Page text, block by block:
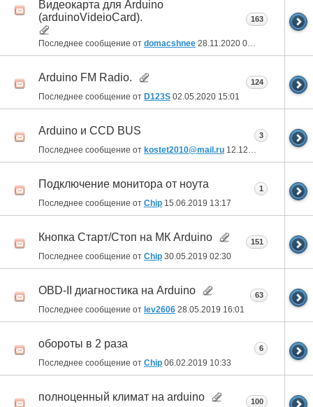
Видеокарта для Arduino
(arduinoVideioCard).
Последнее сообщение от domacshnee 28.11.2020 09:10
163
Arduino FM Radio.
Последнее сообщение от D123S 02.05.2020 15:01
124
Arduino и CCD BUS
Последнее сообщение от kostet2010@mail.ru 12.12.2019 19:43
3
Подключение монитора от ноута
Последнее сообщение от Chip 15.06.2019 13:17
1
Кнопка Старт/Стоп на МК Arduino
Последнее сообщение от Chip 30.05.2019 02:30
151
OBD-II диагностика на Arduino
Последнее сообщение от lev2606 28.05.2019 16:01
63
обороты в 2 раза
Последнее сообщение от Chip 06.02.2019 10:33
6
полноценный климат на arduino 100